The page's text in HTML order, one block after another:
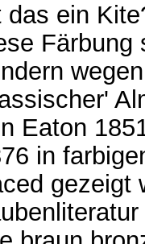
das ein
Färbung
Eaton
in
gezeigt